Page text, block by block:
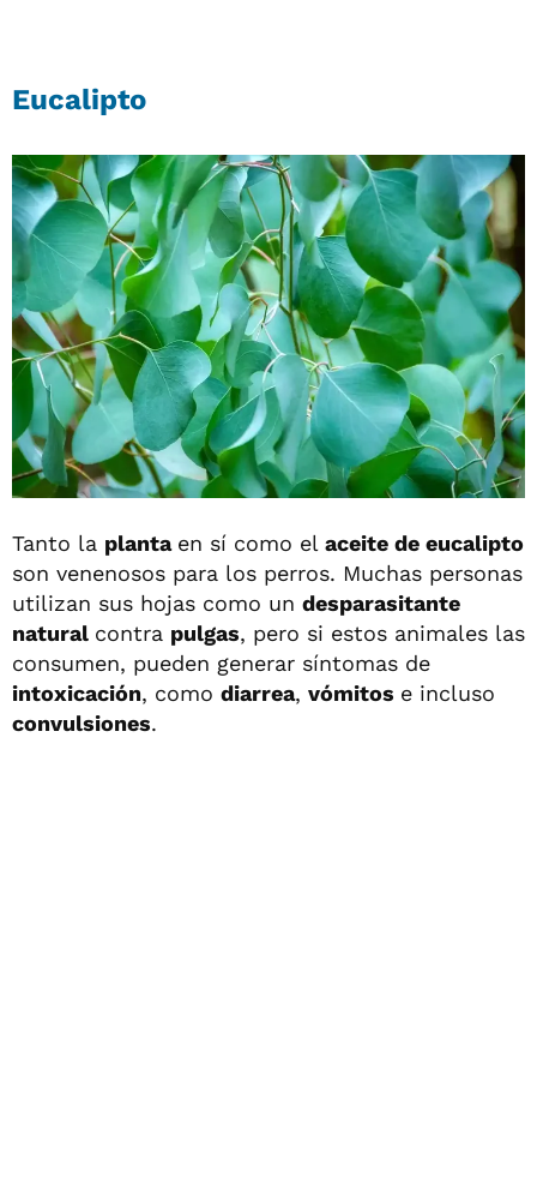
Eucalipto
Tanto la planta en sí como el aceite de eucalipto
son venenosos para los perros. Muchas personas
utilizan sus hojas como un desparasitante
natural contra pulgas, pero si estos animales las
consumen, pueden generar síntomas de
intoxicación, como diarrea, vómitos e incluso
convulsiones.